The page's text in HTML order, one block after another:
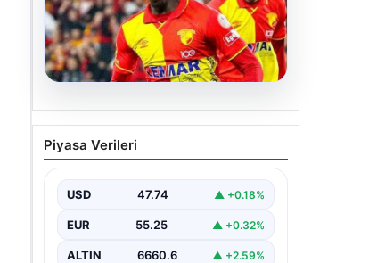
07.08.2026
Göztepe para basacak!
Yine dev satış geliyor
Piyasa Verileri
USD 47.74 ▲ +0.18%
EUR 55.25 ▲ +0.32%
ALTIN 6660.6 ▲ +2.59%